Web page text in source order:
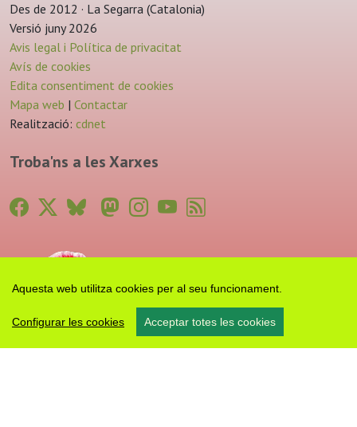
Aquesta web utilitza cookies per al seu funcionament.
Configurar les cookies Acceptar totes les cookies
Des de 2012 · La Segarra (Catalonia)
Versió juny 2026
Avis legal i Política de privacitat
Avís de cookies
Edita consentiment de cookies
Mapa web | Contactar
Realització: cdnet
Troba'ns a les Xarxes